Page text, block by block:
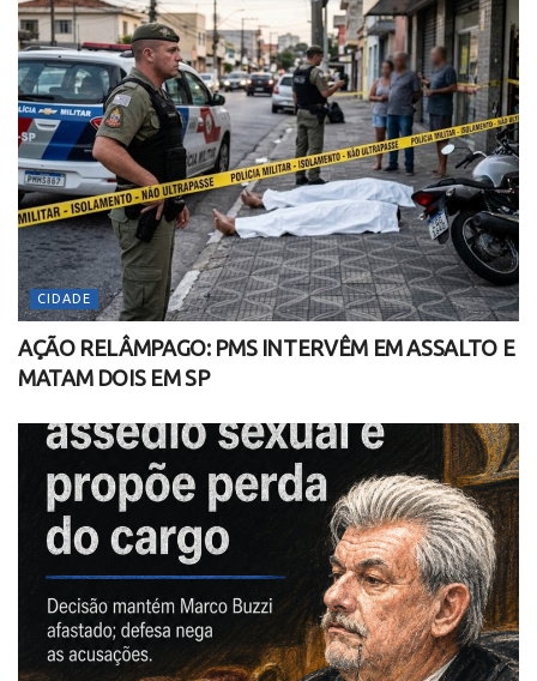
CIDADE
AÇÃO RELÂMPAGO: PMS INTERVÊM EM ASSALTO E
MATAM DOIS EM SP